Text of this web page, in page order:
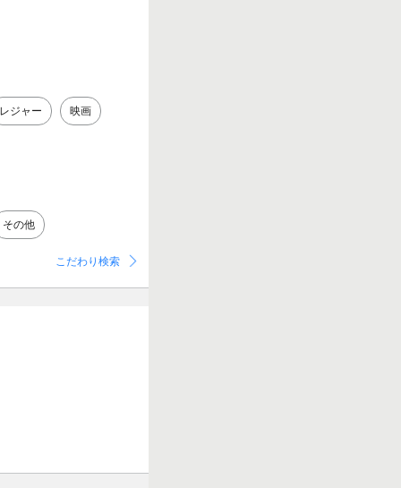
レジャー 映画
その他
こだわり検索